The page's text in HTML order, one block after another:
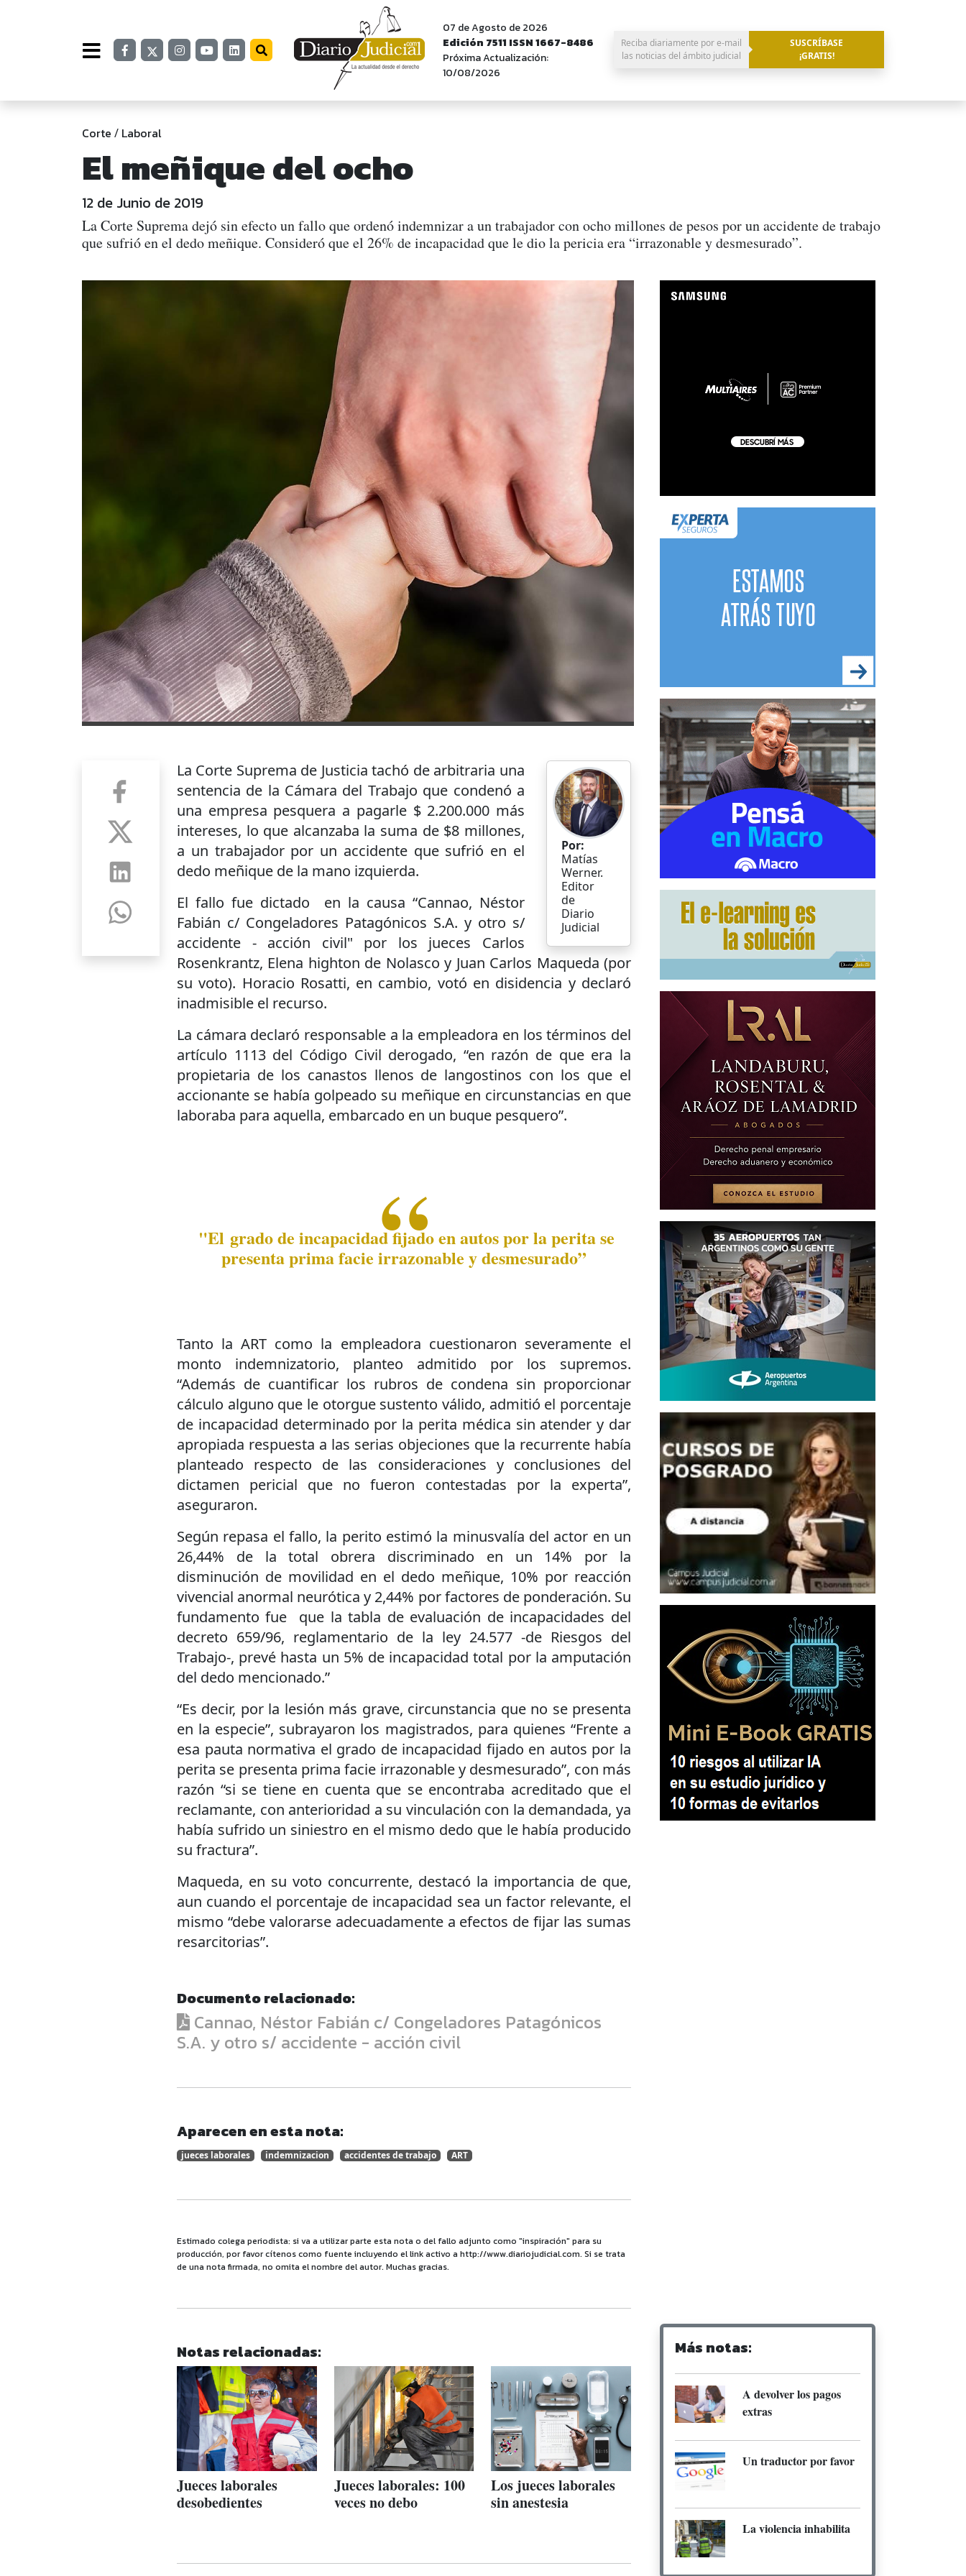
07 de Agosto de 2026
Edición 7511 ISSN 1667-8486
Próxima Actualización:
10/08/2026
Reciba diariamente por e-mail
las noticias del ámbito judicial
SUSCRÍBASE
¡GRATIS!
Corte / Laboral
El meñique del ocho
12 de Junio de 2019
La Corte Suprema dejó sin efecto un fallo que ordenó indemnizar a un trabajador con ocho millones de pesos por un accidente de trabajo
que sufrió en el dedo meñique. Consideró que el 26% de incapacidad que le dio la pericia era “irrazonable y desmesurado”.
Por:
Matías
Werner.
Editor
de
Diario
Judicial
La Corte Suprema de Justicia tachó de arbitraria una
sentencia de la Cámara del Trabajo que condenó a
una empresa pesquera a pagarle $ 2.200.000 más
intereses, lo que alcanzaba la suma de $8 millones,
a un trabajador por un accidente que sufrió en el
dedo meñique de la mano izquierda.
El fallo fue dictado en la causa “Cannao, Néstor
Fabián c/ Congeladores Patagónicos S.A. y otro s/
accidente - acción civil" por los jueces Carlos
Rosenkrantz, Elena highton de Nolasco y Juan Carlos Maqueda (por
su voto). Horacio Rosatti, en cambio, votó en disidencia y declaró
inadmisible el recurso.
La cámara declaró responsable a la empleadora en los términos del
artículo 1113 del Código Civil derogado, “en razón de que era la
propietaria de los canastos llenos de langostinos con los que el
accionante se había golpeado su meñique en circunstancias en que
laboraba para aquella, embarcado en un buque pesquero”.
"El grado de incapacidad fijado en autos por la perita se
presenta prima facie irrazonable y desmesurado”
Tanto la ART como la empleadora cuestionaron severamente el
monto indemnizatorio, planteo admitido por los supremos.
“Además de cuantificar los rubros de condena sin proporcionar
cálculo alguno que le otorgue sustento válido, admitió el porcentaje
de incapacidad determinado por la perita médica sin atender y dar
apropiada respuesta a las serias objeciones que la recurrente había
planteado respecto de las consideraciones y conclusiones del
dictamen pericial que no fueron contestadas por la experta”,
aseguraron.
Según repasa el fallo, la perito estimó la minusvalía del actor en un
26,44% de la total obrera discriminado en un 14% por la
disminución de movilidad en el dedo meñique, 10% por reacción
vivencial anormal neurótica y 2,44% por factores de ponderación. Su
fundamento fue que la tabla de evaluación de incapacidades del
decreto 659/96, reglamentario de la ley 24.577 -de Riesgos del
Trabajo-, prevé hasta un 5% de incapacidad total por la amputación
del dedo mencionado.”
“Es decir, por la lesión más grave, circunstancia que no se presenta
en la especie”, subrayaron los magistrados, para quienes “Frente a
esa pauta normativa el grado de incapacidad fijado en autos por la
perita se presenta prima facie irrazonable y desmesurado”, con más
razón “si se tiene en cuenta que se encontraba acreditado que el
reclamante, con anterioridad a su vinculación con la demandada, ya
había sufrido un siniestro en el mismo dedo que le había producido
su fractura”.
Maqueda, en su voto concurrente, destacó la importancia de que,
aun cuando el porcentaje de incapacidad sea un factor relevante, el
mismo “debe valorarse adecuadamente a efectos de fijar las sumas
resarcitorias”.
Documento relacionado:
Cannao, Néstor Fabián c/ Congeladores Patagónicos
S.A. y otro s/ accidente - acción civil
Aparecen en esta nota:
jueces laborales indemnizacion accidentes de trabajo ART
Estimado colega periodista: si va a utilizar parte esta nota o del fallo adjunto como "inspiración" para su
producción, por favor cítenos como fuente incluyendo el link activo a http://www.diariojudicial.com. Si se trata
de una nota firmada, no omita el nombre del autor. Muchas gracias.
Notas relacionadas:
Jueces laborales
desobedientes
Jueces laborales: 100
veces no debo
Los jueces laborales
sin anestesia
Más notas:
A devolver los pagos
extras
Un traductor por favor
La violencia inhabilita